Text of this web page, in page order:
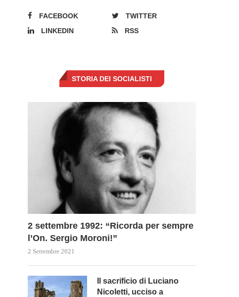
FACEBOOK
TWITTER
LINKEDIN
RSS
STORIA DEI SOCIALISTI
2 settembre 1992: “Ricorda per sempre
l’On. Sergio Moroni!”
2 Settembre 2021
Il sacrificio di Luciano
Nicoletti, ucciso a